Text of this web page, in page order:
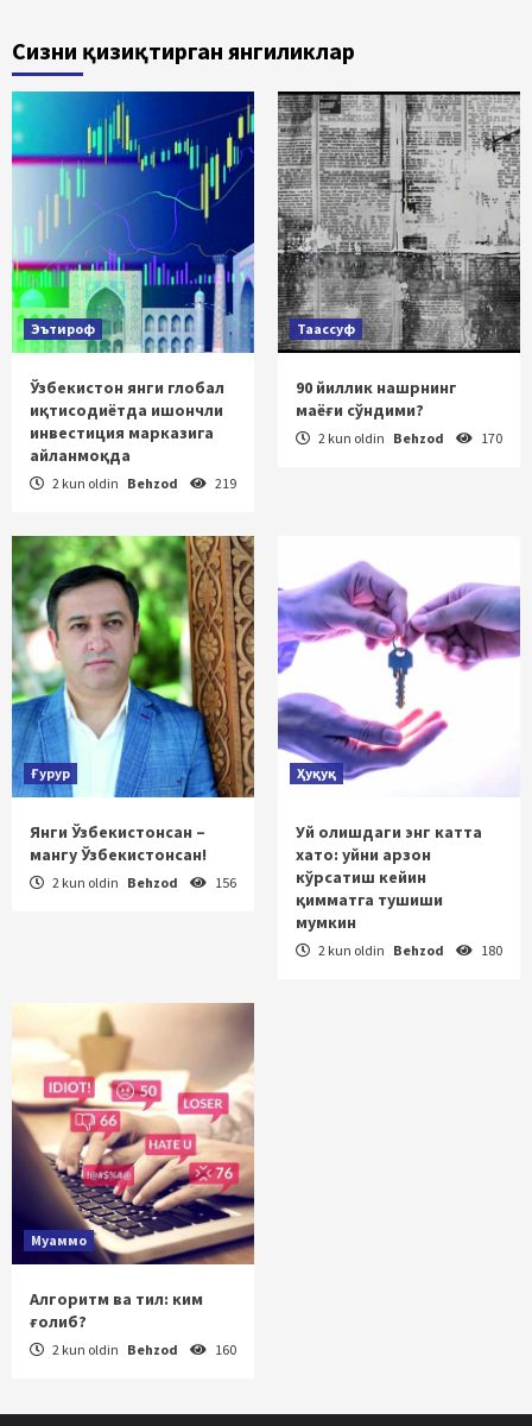
Сизни қизиқтирган янгиликлар
Эътироф
Ўзбекистон янги глобал
иқтисодиётда ишончли
инвестиция марказига
айланмоқда
2 kun oldin Behzod 219
Таассуф
90 йиллик нашрнинг
маёғи сўндими?
2 kun oldin Behzod 170
Ғурур
Янги Ўзбекистонсан –
мангу Ўзбекистонсан!
2 kun oldin Behzod 156
Ҳуқуқ
Уй олишдаги энг катта
хато: уйни арзон
кўрсатиш кейин
қимматга тушиши
мумкин
2 kun oldin Behzod 180
Муаммо
Алгоритм ва тил: ким
ғолиб?
2 kun oldin Behzod 160